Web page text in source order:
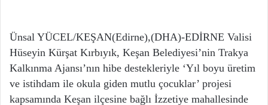
Ünsal YÜCEL/KEŞAN(Edirne),(DHA)-EDİRNE Valisi
Hüseyin Kürşat Kırbıyık, Keşan Belediyesi’nin Trakya
Kalkınma Ajansı’nın hibe destekleriyle ‘Yıl boyu üretim
ve istihdam ile okula giden mutlu çocuklar’ projesi
kapsamında Keşan ilçesine bağlı İzzetiye mahallesinde